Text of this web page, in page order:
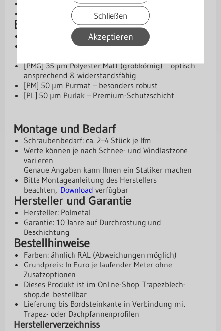
Schließen
Akzeptieren
Beschichtungen und Schutz
Aluzink – Basis-Schutzschicht
[SP] 25 µm Standardpolyester – wirtschaftliche
[PMG] 35 µm Polyester Matt (grobkörnig) – optisch
ansprechend & widerstandsfähig
[PM] 50 µm Purmat – besonders robust
[PL] 50 µm Purlak – Premium-Schutzschicht
Montage und Bedarf
Schraubenbedarf: ca. 2–4 Stück je lfm
Werte können je nach Schnee- und Windlastzone
variieren
Genaue Angaben kann Ihnen ein Statiker machen
Bitte Montageanleitung des Herstellers
beachten, Download verfügbar
Hersteller und Garantie
Hersteller: Polmetal
Garantie: 10 Jahre auf Durchrostung und
Beschichtung
Bestellhinweise
Farben: ähnlich RAL (Abweichungen möglich)
Grundpreis: In Euro je laufender Meter ohne
Zusatzoptionen
Dieses Produkt ist im Online-Shop Trapezblech-
shop.de bestellbar
Lieferung bis Bordsteinkante in Verbindung mit
Trapez- oder Dachpfannenprofilen
Herstellerverzeichniss